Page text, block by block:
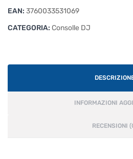
EAN: 3760033531069
CATEGORIA: Consolle DJ
INFORMAZIONI
RECENSIONI